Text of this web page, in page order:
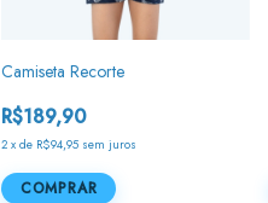
Camiseta Recorte
R$189,90
2 x de R$94,95 sem juros
COMPRAR